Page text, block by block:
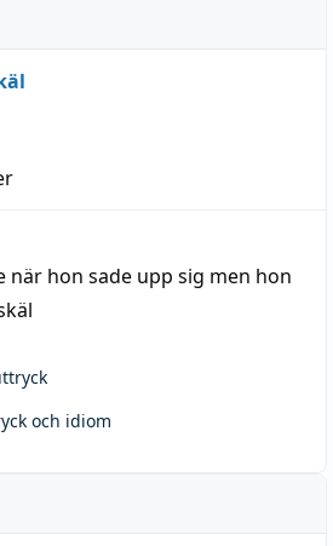
när hon sade upp sig men hon
och idiom